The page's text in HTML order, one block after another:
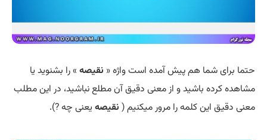
حتما برای شما هم پیش آمده است واژه « نقیصه » را بشنوید یا
مشاهده کرده باشید و از معنی دقیق آن مطلع نباشید، در این مطلب
معنی دقیق این کلمه را مرور میکنیم ( نقیصهیعنی چه ?).